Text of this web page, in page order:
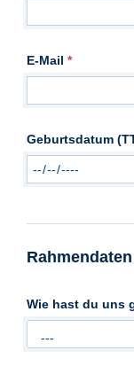
E-Mail *
Geburtsdatum
Rahmendaten
Wie hast du uns
---